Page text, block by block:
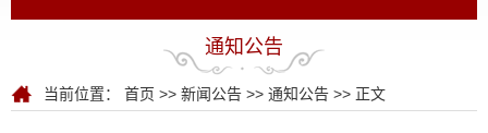
通知公告
当前位置： 首页 >> 新闻公告 >> 通知公告 >> 正文